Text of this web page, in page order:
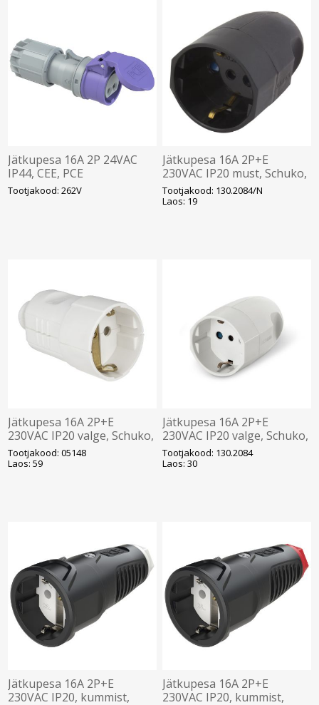
Jätkupesa 16A 2P 24VAC
IP44, CEE, PCE
Tootjakood: 262V
Jätkupesa 16A 2P+E
230VAC IP20 must, Schuko,
SCAME
Tootjakood: 130.2084/N
Laos: 19
Jätkupesa 16A 2P+E
230VAC IP20 valge, Schuko,
PCE
Tootjakood: 05148
Laos: 59
Jätkupesa 16A 2P+E
230VAC IP20 valge, Schuko,
SCAME
Tootjakood: 130.2084
Laos: 30
Jätkupesa 16A 2P+E
230VAC IP20, kummist,
Jätkupesa 16A 2P+E
230VAC IP20, kummist,